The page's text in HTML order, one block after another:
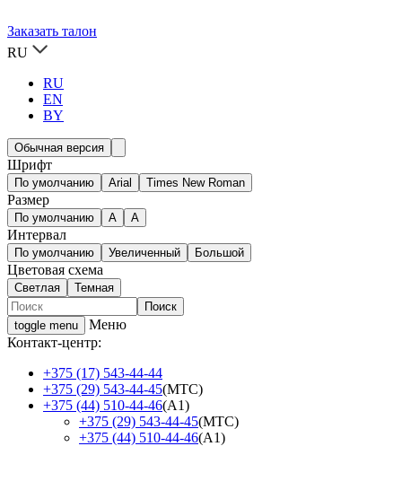
Заказать талон
RU
RU
EN
BY
Обычная версия
Шрифт
По умолчанию Arial Times New Roman
Размер
По умолчанию A A
Интервал
По умолчанию Увеличенный Большой
Цветовая схема
Светлая Темная
toggle menu
Меню
Контакт-центр:
+375 (17) 543-44-44
+375 (29) 543-44-45(МТС)
+375 (44) 510-44-46(А1)
+375 (29) 543-44-45(МТС)
+375 (44) 510-44-46(А1)